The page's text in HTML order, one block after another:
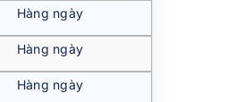
Hàng ngày
Hàng ngày
Hàng ngày